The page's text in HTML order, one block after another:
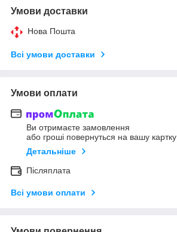
Умови доставки
Нова Пошта
Всі умови доставки
Умови оплати
Ви отримаєте замовлення
або гроші повернуться на вашу картку
Детальніше
Післяплата
Всі умови оплати